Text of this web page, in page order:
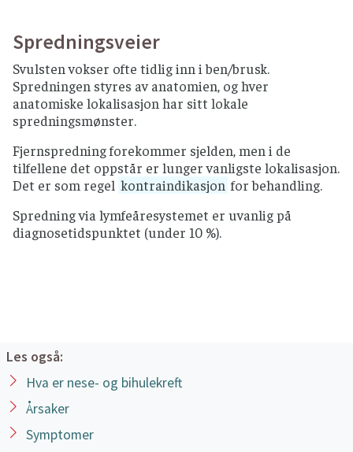
T-klassifikasjon representerer omfanget av
primærsvulsten.
Bihule i overkjevebenet
T1 - svulsten er begrenset til slimhinne
(mukosa), uten noe
T2 – svulsten forårsaker innvekst av ben,
samtidig som den kan strekke seg til den
harde gommen og/eller midtre vegg av
kjevehulen.
T3 – svulsten omfatter en av følgende; ben i
Nesehulen og bihulene øverst i nesehulen
T1 – svulsten er begrenset til ett sted i
nesehulen eller bihuler øverst i nesehulen
T2 – svulsten omfatter to lokalisasjoner i
Spredningsveier
Svulsten vokser ofte tidlig inn i ben/brusk.
Spredningen styres av anatomien, og hver
anatomiske lokalisasjon har sitt lokale
spredningsmønster.
Fjernspredning forekommer sjelden, men i de
tilfellene det oppstår er lunger vanligste lokalisasjon.
Det er som regel kontraindikasjon for behandling.
Spredning via lymfeåresystemet er uvanlig på
diagnosetidspunktet (under 10 %).
Les også:
Hva er nese- og bihulekreft
Årsaker
Symptomer